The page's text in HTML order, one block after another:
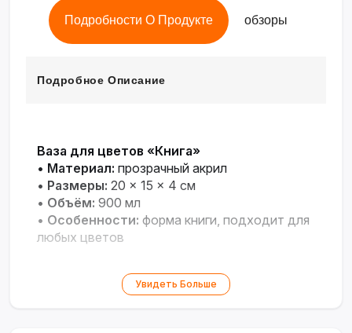
Подробности О Продукте обзоры
Подробное Описание
Ваза для цветов «Книга»
• Материал: прозрачный акрил
• Размеры: 20 × 15 × 4 см
• Объём: 900 мл
• Особенности: форма книги, подходит для
любых цветов
Увидеть Больше